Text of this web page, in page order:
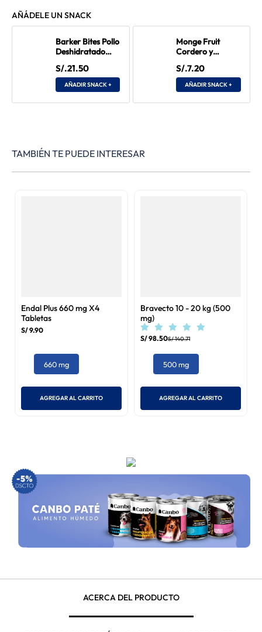
AÑÁDELE UN SNACK
Barker Bites Pollo
Deshidratado
S/.21.50
AÑADIR SNACK +
Monge Fruit
Cordero y
S/.7.20
AÑADIR SNACK +
TAMBIÉN TE PUEDE INTERESAR
Endal Plus 660 mg X4
Tabletas
S/9.90
660 mg
AGREGAR AL CARRITO
Bravecto 10 - 20 kg (500
mg)
S/98.50S/140.71
500 mg
AGREGAR AL CARRITO
ACERCA DEL PRODUCTO